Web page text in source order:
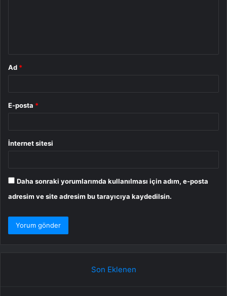
Ad *
E-posta *
İnternet sitesi
Daha sonraki yorumlarımda kullanılması için adım, e-posta
adresim ve site adresim bu tarayıcıya kaydedilsin.
Son Eklenen